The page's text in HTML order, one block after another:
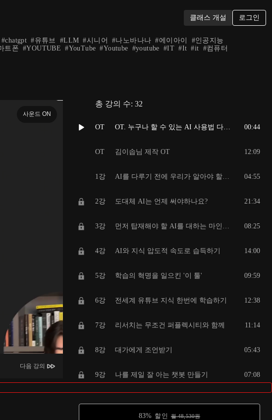
클래스 개설 로그인
#chatgpt #유튜브 #LLM #시니어 #나노바나나 #에이아이 #인공지능
트폰 #YOUTUBE #YouTube #Youtube #youtube #IT #It #it #컴퓨터
사운드 ON
다음 강의
총 강의 수: 32
OT OT. 누구나 할 수 있는 AI 사용법 다 알려드릴게요 00:44
OT 김이솝님 제작 OT 12:09
1강 AI를 다루기 전에 우리가 알아야 할 개념들 04:55
2강 도대체 AI는 언제 써야하나요? 21:34
3강 먼저 탑재해야 할 AI를 대하는 마인드셋 08:25
4강 AI와 지식 압도적 속도로 습득하기 14:00
5강 학습의 혁명을 일으킨 '이 툴' 09:59
6강 전세계 유튜브 지식 한번에 학습하기 12:38
7강 리서치는 무조건 퍼플렉시티와 함께 11:14
8강 대가에게 조언받기 05:43
9강 나를 제일 잘 아는 챗봇 만들기 07:08
83% 할인 월48,530원